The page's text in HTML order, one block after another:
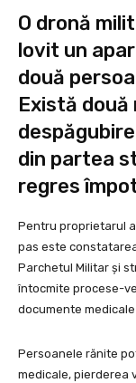
O dronă
lovit un
două
Există
din partea
regres
Pentru proprietarul
pas este
Parchetul Militar și
întocmite procese-
documente
Persoanele rănite
medicale, pierderea